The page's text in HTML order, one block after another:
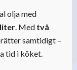
olja med
. Med två
samtidigt –
tid i köket.